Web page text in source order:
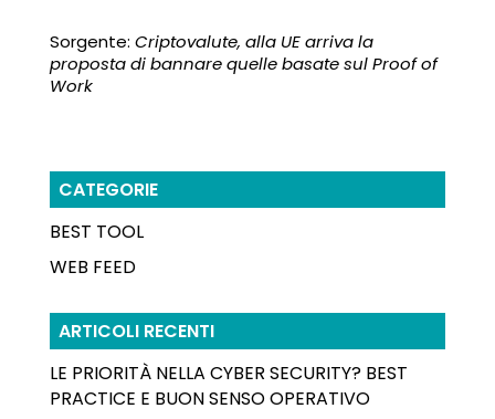
Sorgente: Criptovalute, alla UE arriva la
proposta di bannare quelle basate sul Proof of
Work
CATEGORIE
BEST TOOL
WEB FEED
ARTICOLI RECENTI
LE PRIORITÀ NELLA CYBER SECURITY? BEST
PRACTICE E BUON SENSO OPERATIVO